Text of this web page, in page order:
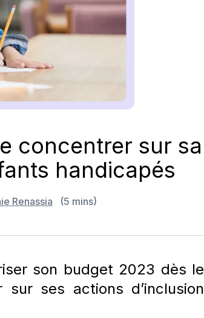
concentrer sur sa
handicapés
Renassia (5 mins)
son budget 2023 dès le
ses actions d’inclusion